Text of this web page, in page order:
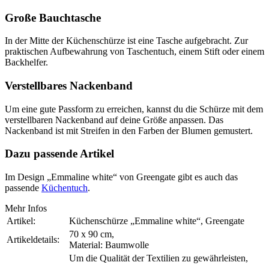
Große Bauchtasche
In der Mitte der Küchenschürze ist eine Tasche aufgebracht. Zur
praktischen Aufbewahrung von Taschentuch, einem Stift oder einem
Backhelfer.
Verstellbares Nackenband
Um eine gute Passform zu erreichen, kannst du die Schürze mit dem
verstellbaren Nackenband auf deine Größe anpassen. Das
Nackenband ist mit Streifen in den Farben der Blumen gemustert.
Dazu passende Artikel
Im Design „Emmaline white“ von Greengate gibt es auch das
passende Küchentuch.
Mehr Infos
Artikel:
Küchenschürze „Emmaline white“, Greengate
Artikeldetails:
70 x 90 cm,
Material: Baumwolle
Um die Qualität der Textilien zu gewährleisten,